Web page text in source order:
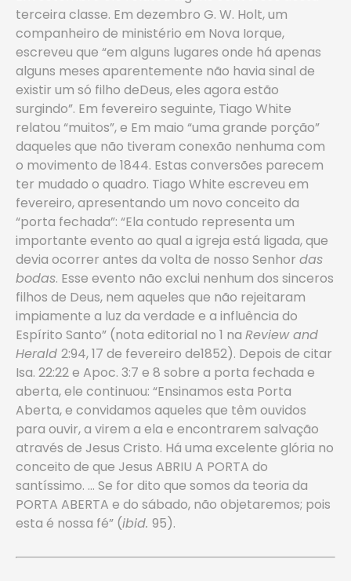
terceira classe. Em dezembro G. W. Holt, um
companheiro de ministério em Nova Iorque,
escreveu que “em alguns lugares onde há apenas
alguns meses aparentemente não havia sinal de
existir um só filho deDeus, eles agora estão
surgindo”. Em fevereiro seguinte, Tiago White
relatou “muitos”, e Em maio “uma grande porção”
daqueles que não tiveram conexão nenhuma com
o movimento de 1844. Estas conversões parecem
ter mudado o quadro. Tiago White escreveu em
fevereiro, apresentando um novo conceito da
“porta fechada”: “Ela contudo representa um
importante evento ao qual a igreja está ligada, que
devia ocorrer antes da volta de nosso Senhor das
bodas. Esse evento não exclui nenhum dos sinceros
filhos de Deus, nem aqueles que não rejeitaram
impiamente a luz da verdade e a influência do
Espírito Santo” (nota editorial no 1 na Review and
Herald 2:94, 17 de fevereiro de1852). Depois de citar
Isa. 22:22 e Apoc. 3:7 e 8 sobre a porta fechada e
aberta, ele continuou: “Ensinamos esta Porta
Aberta, e convidamos aqueles que têm ouvidos
para ouvir, a virem a ela e encontrarem salvação
através de Jesus Cristo. Há uma excelente glória no
conceito de que Jesus ABRIU A PORTA do
santíssimo. … Se for dito que somos da teoria da
PORTA ABERTA e do sábado, não objetaremos; pois
esta é nossa fé” (ibid. 95).